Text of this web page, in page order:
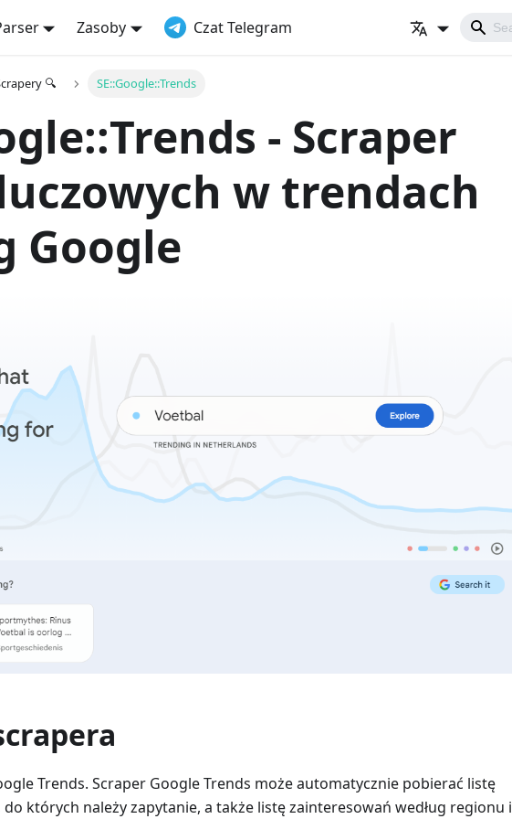
Zasoby Czat Telegram
🔍 SE::Google::Trends
- Scraper
w trendach
Google
Trends. Scraper Google Trends może automatycznie pobierać listę
których należy zapytanie, a także listę zainteresowań według regionu i